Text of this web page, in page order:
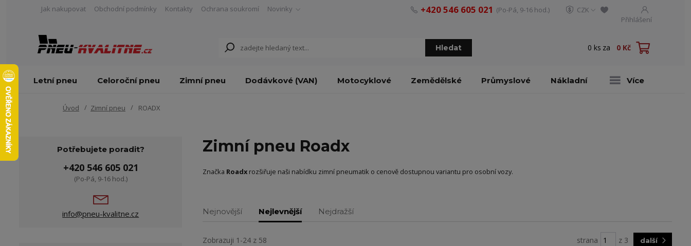
Jak nakupovat Obchodní podmínky Kontakty Ochrana soukromí Novinky
CZK
Přihlášení
Hledat
+420 546 605 021 (Po-Pá, 9-16 hod.)
0 ks za 0 Kč
Letní pneu Celoroční pneu Zimní pneu Dodávkové (VAN) Motocyklové Zemědělské Průmyslové Nákladní Více
Úvod Zimní pneu ROADX
Zimní pneu Roadx
Značka Roadx rozšiřuje naši nabídku zimní pneumatik o cenově dostupnou variantu pro osobní vozy.
Nejnovější Nejlevnější Nejdražší
Zobrazuji 1-24 z 58 strana z 3 další
Potřebujete poradit?
+420 546 605 021
(Po-Pá, 9-16 hod.)
info@pneu-kvalitne.cz